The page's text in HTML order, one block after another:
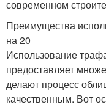
современном
Преимущества
на 20
Использование
предоставляет
делают процесс
качественным. Вот